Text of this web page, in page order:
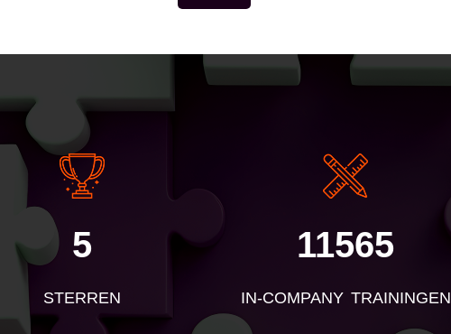
5
STERREN
11565
IN-COMPANY TRAININGEN